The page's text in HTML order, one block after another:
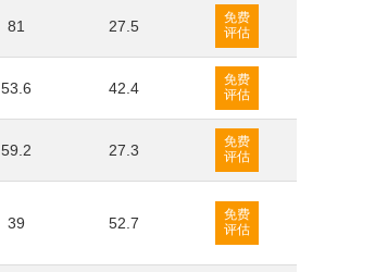
81 27.5
免费
评估
53.6 42.4
免费
评估
59.2 27.3
免费
评估
39 52.7
免费
评估